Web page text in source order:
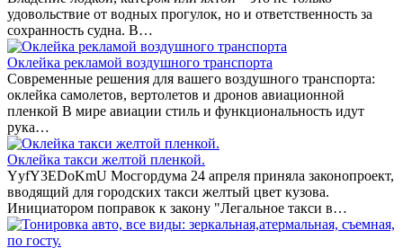
удовольствие от водных прогулок, но и ответственность за
сохранность судна. В…
Оклейка рекламой воздушного транспорта
Современные решения для вашего воздушного транспорта:
оклейка самолетов, вертолетов и дронов авиационной
пленкой В мире авиации стиль и функциональность идут
рука…
Оклейка такси желтой пленкой.
YyfY3EDoKmU Мосгордума 24 апреля приняла законопроект,
вводящий для городских такси желтый цвет кузова.
Инициатором поправок к закону "Легальное такси в…